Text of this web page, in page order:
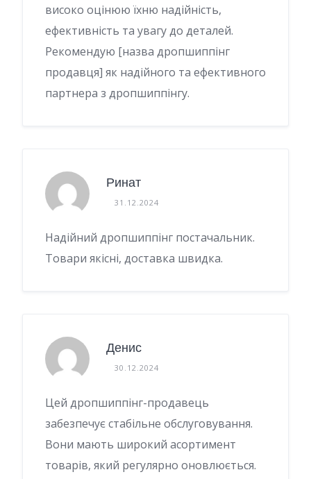
високо оцінюю їхню надійність,
ефективність та увагу до деталей.
Рекомендую [назва дропшиппінг
продавця] як надійного та ефективного
партнера з дропшиппінгу.
Ринат
31.12.2024
Надійний дропшиппінг постачальник.
Товари якісні, доставка швидка.
Денис
30.12.2024
Цей дропшиппінг-продавець
забезпечує стабільне обслуговування.
Вони мають широкий асортимент
товарів, який регулярно оновлюється.